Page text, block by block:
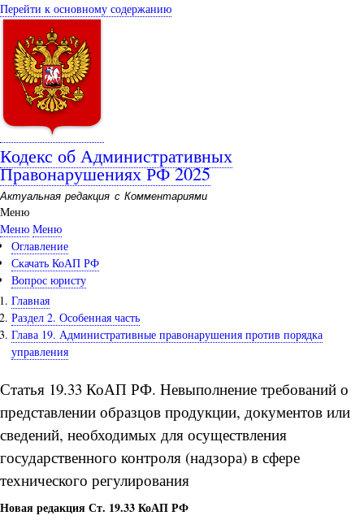
Перейти к основному содержанию
Кодекс об Административных
Правонарушениях РФ 2025
Актуальная редакция с Комментариями
Меню
Меню Меню
Оглавление
Скачать КоАП РФ
Вопрос юристу
Главная
Раздел 2. Особенная часть
Глава 19. Административные правонарушения против порядка
управления
Статья 19.33 КоАП РФ. Невыполнение требований о
представлении образцов продукции, документов или
сведений, необходимых для осуществления
государственного контроля (надзора) в сфере
технического регулирования
Новая редакция Ст. 19.33 КоАП РФ